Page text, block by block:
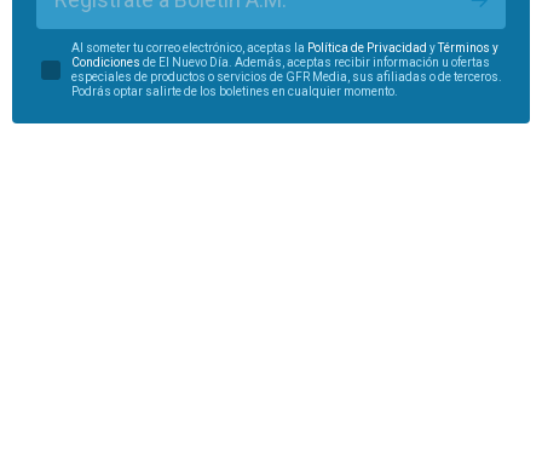
Al someter tu correo electrónico, aceptas la Política de Privacidad y
Términos y
Condiciones de El Nuevo Día. Además, aceptas recibir información u ofertas
especiales de productos o servicios de GFR Media, sus afiliadas o de terceros.
Podrás optar salirte de los boletines en cualquier momento.